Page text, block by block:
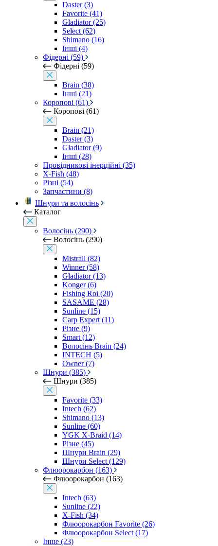
Daster (3)
Favorite (41)
Gladiator (25)
Select (62)
Shimano (16)
Інші (4)
Фідерні (59)
Фідерні (59)
Brain (38)
Інші (21)
Коропові (61)
Коропові (61)
Brain (21)
Daster (3)
Gladiator (9)
Інші (28)
Провідникові інерційні (35)
X-Fish (48)
Різні (54)
Запчастини (8)
Шнури та волосінь
Каталог
Волосінь (290)
Волосінь (290)
Mistrall (82)
Winner (58)
Gladiator (13)
Konger (6)
Fishing Roi (20)
SASAME (28)
Sunline (15)
Carp Expert (11)
Різне (9)
Smart (12)
Волосінь Brain (24)
INTECH (5)
Owner (7)
Шнури (385)
Шнури (385)
Favorite (33)
Intech (62)
Shimano (13)
Sunline (60)
YGK X-Braid (14)
Різне (45)
Шнури Brain (29)
Шнури Select (129)
Флюорокарбон (163)
Флюорокарбон (163)
Intech (63)
Sunline (22)
X-Fish (34)
Флюорокарбон Favorite (26)
Флюорокарбон Select (17)
Інше (23)